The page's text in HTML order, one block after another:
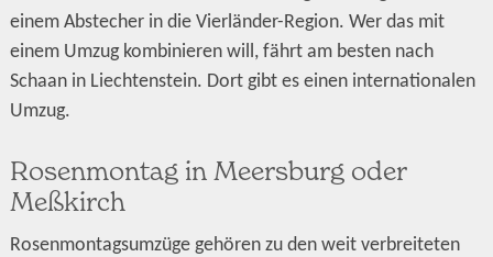
einem Abstecher in die Vierländer-Region. Wer das mit
einem Umzug kombinieren will, fährt am besten nach
Schaan in Liechtenstein. Dort gibt es einen internationalen
Umzug.
Rosenmontag in Meersburg oder
Meßkirch
Rosenmontagsumzüge gehören zu den weit verbreiteten